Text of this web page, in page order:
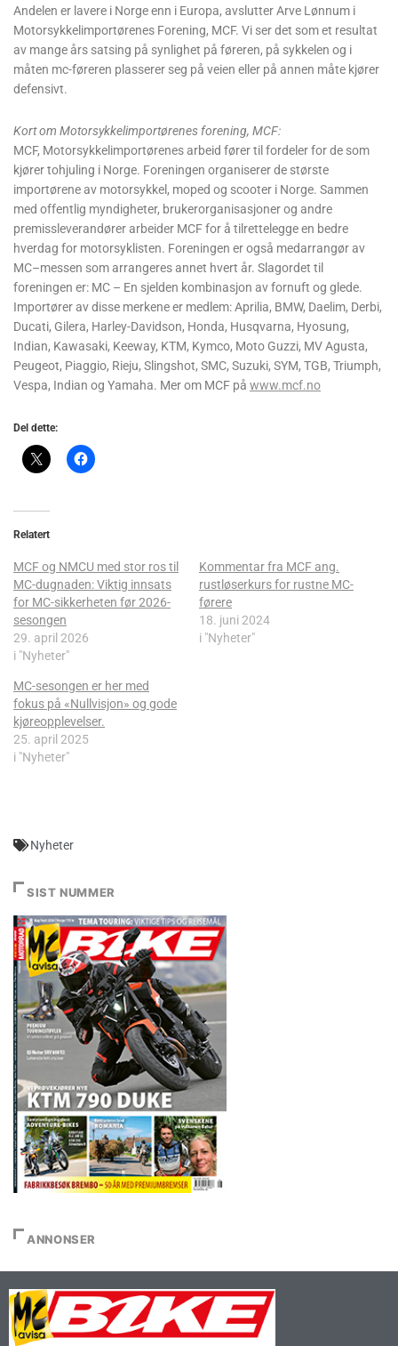
Andelen er lavere i Norge enn i Europa, avslutter Arve Lønnum i
Motorsykkelimportørenes Forening, MCF. Vi ser det som et resultat
av mange års satsing på synlighet på føreren, på sykkelen og i
måten mc-føreren plasserer seg på veien eller på annen måte kjører
defensivt.
Kort om Motorsykkelimportørenes forening, MCF:
MCF, Motorsykkelimportørenes arbeid fører til fordeler for de som
kjører tohjuling i Norge. Foreningen organiserer de største
importørene av motorsykkel, moped og scooter i Norge. Sammen
med offentlig myndigheter, brukerorganisasjoner og andre
premissleverandører arbeider MCF for å tilrettelegge en bedre
hverdag for motorsyklisten. Foreningen er også medarrangør av
MC–messen som arrangeres annet hvert år. Slagordet til
foreningen er: MC – En sjelden kombinasjon av fornuft og glede.
Importører av disse merkene er medlem: Aprilia, BMW, Daelim, Derbi,
Ducati, Gilera, Harley-Davidson, Honda, Husqvarna, Hyosung,
Indian, Kawasaki, Keeway, KTM, Kymco, Moto Guzzi, MV Agusta,
Peugeot, Piaggio, Rieju, Slingshot, SMC, Suzuki, SYM, TGB, Triumph,
Vespa, Indian og Yamaha. Mer om MCF på www.mcf.no
Del dette:
Relatert
MCF og NMCU med stor ros til
MC-dugnaden: Viktig innsats
for MC-sikkerheten før 2026-
sesongen
29. april 2026
i "Nyheter"
Kommentar fra MCF ang.
rustløserkurs for rustne MC-
førere
18. juni 2024
i "Nyheter"
MC-sesongen er her med
fokus på «Nullvisjon» og gode
kjøreopplevelser.
25. april 2025
i "Nyheter"
Nyheter
SIST NUMMER
ANNONSER